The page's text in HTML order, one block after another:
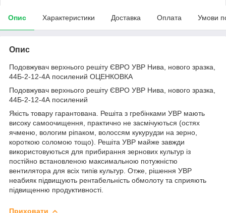
Опис Характеристики Доставка Оплата Умови
Опис
Подовжувач верхнього решіту ЄВРО УВР Нива, нового зразка,
44Б-2-12-4А посилений ОЦЕНКОВКА
Подовжувач верхнього решіту ЄВРО УВР Нива, нового зразка,
44Б-2-12-4А посилений
Якість товару гарантована. Решіта з гребінками УВР мають
високу самоочищення, практично не засмічуються (остях
ячменю, вологим ріпаком, волоссям кукурудзи на зерно,
короткою соломою тощо). Решіта УВР майже завжди
використовуються для прибирання зернових культур із
постійно встановленою максимальною потужністю
вентилятора для всіх типів культур. Отже, рішення УВР
неабияк підвищують рентабельність обмолоту та сприяють
підвищенню продуктивності.
Приховати